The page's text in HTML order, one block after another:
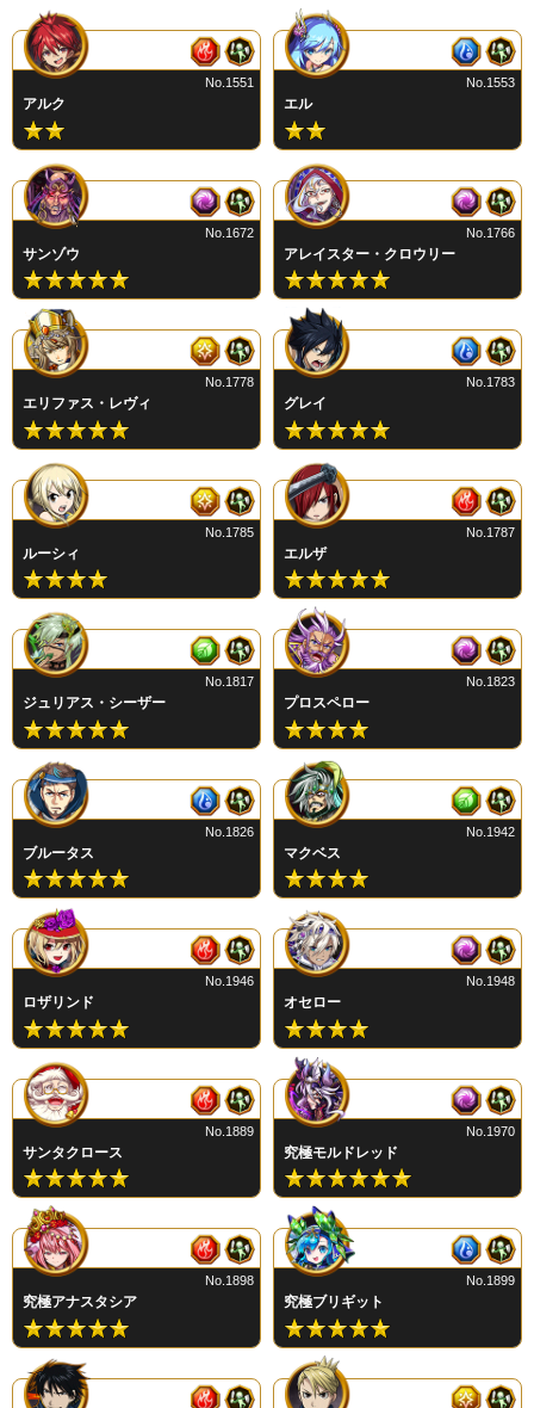
アルク
No.1551
エル
No.1553
サンゾウ
No.1672
アレイスター・クロウリー
No.1766
エリファス・レヴィ
No.1778
グレイ
No.1783
ルーシィ
No.1785
エルザ
No.1787
ジュリアス・シーザー
No.1817
プロスペロー
No.1823
ブルータス
No.1826
マクベス
No.1942
ロザリンド
No.1946
オセロー
No.1948
サンタクロース
No.1889
究極モルドレッド
No.1970
究極アナスタシア
No.1898
究極ブリギット
No.1899